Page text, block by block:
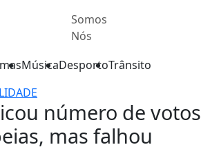
Somos
Nós
MúsicaDesportoTrânsito
número de votos
mas falhou